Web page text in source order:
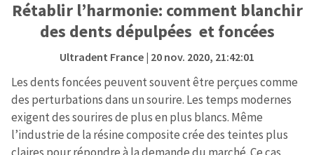
Rétablir l’harmonie: comment blanchir
des dents dépulpées et foncées
Ultradent France| 20 nov. 2020, 21:42:01
Les dents foncées peuvent souvent être perçues comme
des perturbations dans un sourire. Les temps modernes
exigent des sourires de plus en plus blancs. Même
l’industrie de la résine composite crée des teintes plus